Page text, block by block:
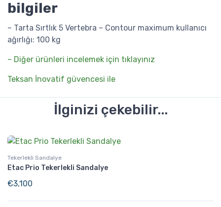
bilgiler
– Tarta Sırtlık 5 Vertebra – Contour maximum kullanıcı
ağırlığı: 100 kg
– Diğer ürünleri incelemek için tıklayınız
Teksan İnovatif güvencesi ile
İlginizi çekebilir...
Tekerlekli Sandalye
Etac Prio Tekerlekli Sandalye
€3,100